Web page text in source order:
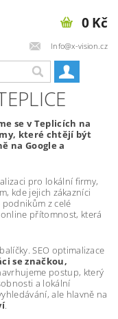
Info@x-vision.cz
0 Kč
se v Teplicích na
které chtějí být
na Google a
pro lokální firmy,
kde jejich zákazníci
podnikům z celé
přítomnost, která
SEO optimalizace
se značkou,
postup, který
a lokální
ale hlavně na
.